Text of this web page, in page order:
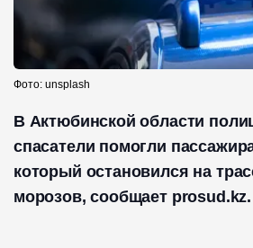
Фото: unsplash
В Актюбинской области
спасатели помогли
который остановился на
морозов, сообщает prosud.kz.